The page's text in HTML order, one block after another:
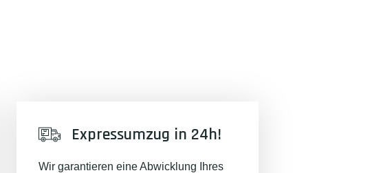
Expressumzug in 24h!
Wir garantieren eine Abwicklung Ihres